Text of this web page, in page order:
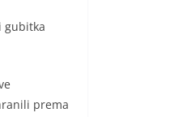
gubitka
prema